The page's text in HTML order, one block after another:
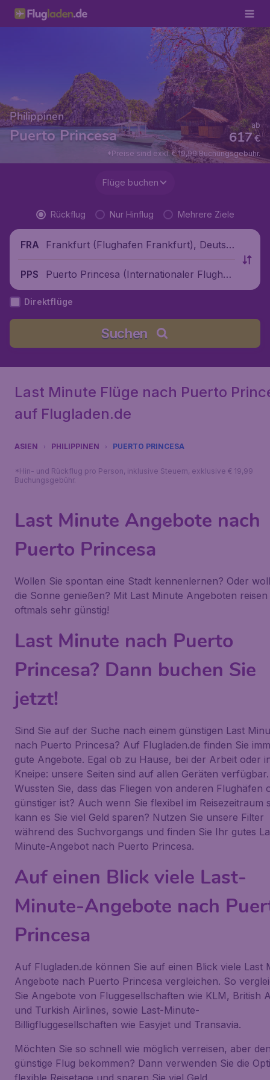
Philippinen
Puerto Princesa €
617
ab
*Preise sind exkl. € 19,99 Buchungsgebühr.
Flüge buchen
Rückflug Nur Hinflug Mehrere Ziele
FRA
Frankfurt (Flughafen Frankfurt), Deutsc
PPS
Puerto Princesa (Internationaler Flughaf
en Puerto Princesa), Philippinen
Direktflüge
Suchen
Last Minute Flüge nach Puerto
auf Flugladen.de
ASIEN PHILIPPINEN PUERTO PRINCESA
*Hin- und Rückflug pro Person, inklusive Steuern, exklusive € 19,99
Buchungsgebühr.
Last Minute Angebote nach
Puerto Princesa
Wollen Sie spontan eine Stadt kennenlernen? Oder
die Sonne genießen? Mit Last Minute Angeboten reisen
oftmals sehr günstig!
Last Minute nach Puerto
Princesa? Dann buchen Sie
jetzt!
Sind Sie auf der Suche nach einem günstigen Last
nach Puerto Princesa? Auf Flugladen.de finden Sie
gute Angebote. Egal ob zu Hause, bei der Arbeit oder
Kneipe: unsere Seiten sind auf allen Geräten verfügbar.
Wussten Sie, dass das Fliegen von anderen Flughäfen
günstiger ist? Auch wenn Sie flexibel im Reisezeitraum
kann es Sie viel Geld sparen? Nutzen Sie unsere Filter
während des Suchvorgangs und finden Sie Ihr gutes
Minute-Angebot nach Puerto Princesa.
Auf einen Blick viele Last-
Minute-Angebote nach
Princesa
Auf Flugladen.de können Sie auf einen Blick viele Last
Angebote nach Puerto Princesa vergleichen. So
Sie Angebote von Fluggesellschaften wie KLM, British
und Turkish Airlines, sowie Last-Minute-
Billigfluggesellschaften wie Easyjet und Transavia.
Möchten Sie so schnell wie möglich verreisen, aber
günstige Flug bekommen? Dann verwenden Sie die
flexible Reisetage und sparen Sie viel Geld.